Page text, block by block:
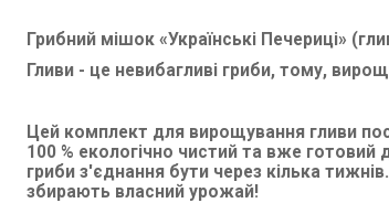
Грибний мішок «Українські Печериці»
Гливи - це невибагливі гриби, тому,
Цей комплект для вирощування гливи
100 % екологічно чистий та вже готовий
гриби з'єднання бути через кілька
збирають власний урожай!